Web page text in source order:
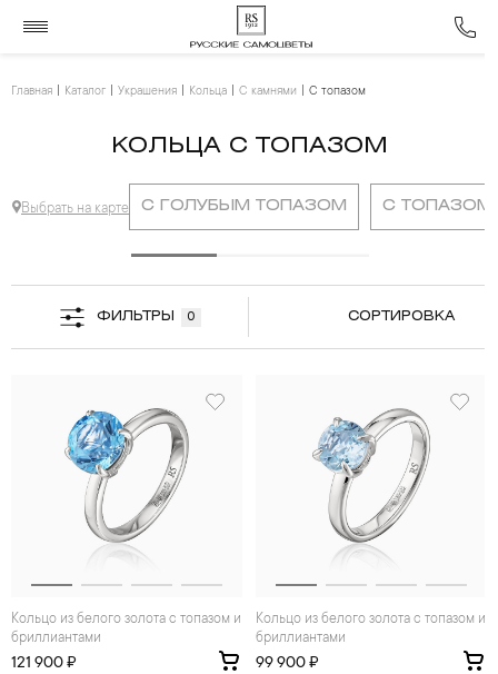
Главная Каталог Украшения Кольца С камнями С топазом
КОЛЬЦА С ТОПАЗОМ
Выбрать на карте С ГОЛУБЫМ ТОПАЗОМ С ТОПАЗОМ
ФИЛЬТРЫ 0 СОРТИРОВКА
Кольцо из белого золота с топазом и
бриллиантами
121 900 ₽
Кольцо из белого золота с топазом и
бриллиантами
99 900 ₽